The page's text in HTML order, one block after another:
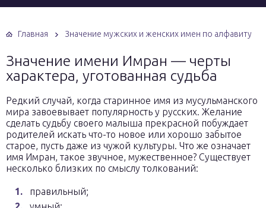
Главная Значение мужских и женских имен по алфавиту
Значение имени Имран — черты
характера, уготованная судьба
Редкий случай, когда старинное имя из мусульманского
мира завоевывает популярность у русских. Желание
сделать судьбу своего малыша прекрасной побуждает
родителей искать что-то новое или хорошо забытое
старое, пусть даже из чужой культуры. Что же означает
имя Имран, такое звучное, мужественное? Существует
несколько близких по смыслу толкований:
правильный;